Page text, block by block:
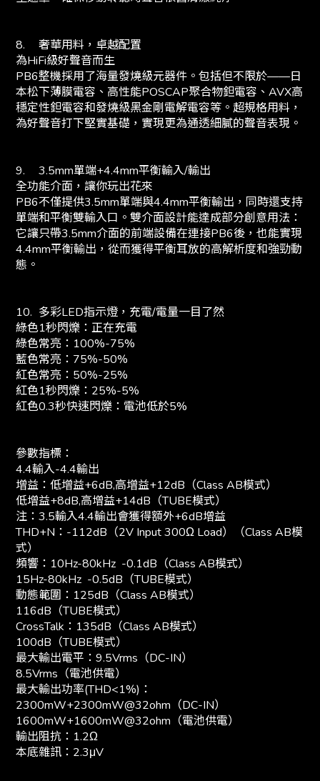
8.
奢華用料，卓越配置
為HiFi級好聲音而生
PB6整機採用了海量發燒級元器件。包括但不限於——日
本松下薄膜電容、高性能POSCAP聚合物鉭電容、AVX高
穩定性鉭電容和發燒級黑金剛電解電容等。超規格用料，
為好聲音打下堅實基礎，實現更為通透細膩的聲音表現。
9.
3.5mm單端+4.4mm平衡輸入/輸出
全功能介面，讓你玩出花來
PB6不僅提供3.5mm單端與4.4mm平衡輸出，同時還支持
單端和平衡雙輸入口。雙介面設計能達成部分創意用法：
它讓只帶3.5mm介面的前端設備在連接PB6後，也能實現
4.4mm平衡輸出，從而獲得平衡耳放的高解析度和強勁動
態。
10. 多彩LED指示燈，充電/電量一目了然
綠色1秒閃爍：正在充電
綠色常亮：100%-75%
藍色常亮：75%-50%
紅色常亮：50%-25%
紅色1秒閃爍：25%-5%
紅色0.3秒快速閃爍：電池低於5%
參數指標：
4.4輸入-4.4輸出
增益：低增益+6dB,高增益+12dB（Class AB模式）
低增益+8dB,高增益+14dB（TUBE模式）
注：3.5輸入4.4輸出會獲得額外+6dB增益
THD+N：-112dB（2V Input 300Ω Load）（Class AB模
式）
頻響：10Hz-80kHz -0.1dB（Class AB模式）
15Hz-80kHz -0.5dB（TUBE模式）
動態範圍：125dB（Class AB模式）
116dB（TUBE模式）
CrossTalk：135dB（Class AB模式）
100dB（TUBE模式）
最大輸出電平：9.5Vrms（DC-IN）
8.5Vrms（電池供電）
最大輸出功率(THD<1%)：
2300mW+2300mW@32ohm（DC-IN）
1600mW+1600mW@32ohm（電池供電）
輸出阻抗：1.2Ω
本底雜訊：2.3μV